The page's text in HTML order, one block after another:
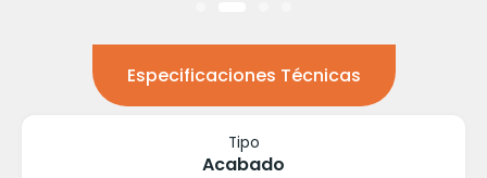
Especificaciones Técnicas
Tipo
Acabado